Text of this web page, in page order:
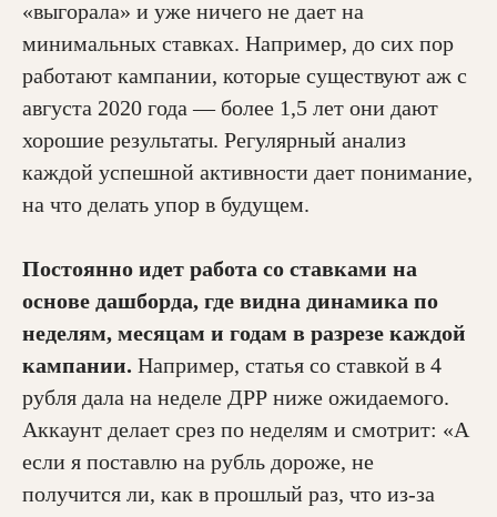
«выгорала» и уже ничего не дает на
минимальных ставках. Например, до сих пор
работают кампании, которые существуют аж с
августа 2020 года — более 1,5 лет они дают
хорошие результаты. Регулярный анализ
каждой успешной активности дает понимание,
на что делать упор в будущем.
Постоянно идет работа со ставками на
основе дашборда, где видна динамика по
неделям, месяцам и годам в разрезе каждой
кампании. Например, статья со ставкой в 4
рубля дала на неделе ДРР ниже ожидаемого.
Аккаунт делает срез по неделям и смотрит: «А
если я поставлю на рубль дороже, не
получится ли, как в прошлый раз, что из-за